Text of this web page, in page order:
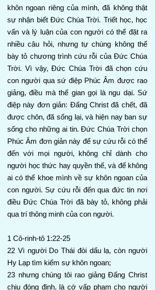
khôn ngoan riêng của mình, đã không thật
sự nhận biết Đức Chúa Trời. Triết học, học
vấn và lý luận của con người có thể đặt ra
nhiều câu hỏi, nhưng tự chúng không thể
bày tỏ chương trình cứu rỗi của Đức Chúa
Trời. Vì vậy, Đức Chúa Trời đã chọn cứu
con người qua sứ điệp Phúc Âm được rao
giảng, điều mà thế gian gọi là ngu dại. Sứ
điệp này đơn giản: Đấng Christ đã chết, đã
được chôn, đã sống lại, và hiện nay ban sự
sống cho những ai tin. Đức Chúa Trời chọn
Phúc Âm đơn giản này để sự cứu rỗi có thể
đến với mọi người, không chỉ dành cho
người học thức hay quyền thế, và để không
ai có thể khoe mình về sự khôn ngoan của
con người. Sự cứu rỗi đến qua đức tin nơi
điều Đức Chúa Trời đã bày tỏ, không phải
qua trí thông minh của con người.
1 Cô-rinh-tô 1:22-25
22 Vì người Do Thái đòi dấu lạ, còn người
Hy Lạp tìm kiếm sự khôn ngoan;
23 nhưng chúng tôi rao giảng Đấng Christ
chịu đóng đinh, là cớ vấp phạm cho người